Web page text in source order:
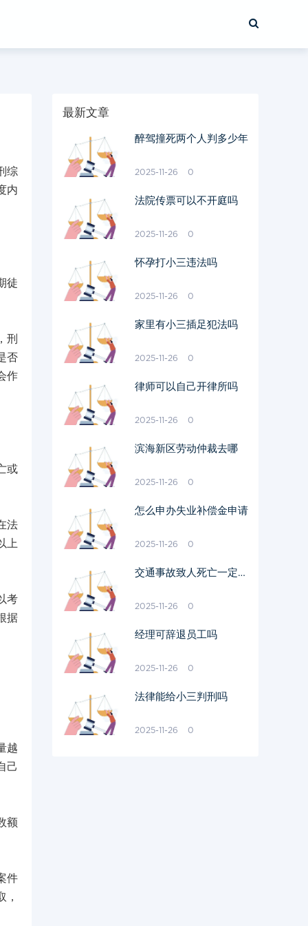
综
内
徒
刑
否
作
或
法
上
考
据
越
己
额
件
，
最新文章
醉驾撞死两个人判多少年
2025-11-26 0
法院传票可以不开庭吗
2025-11-26 0
怀孕打小三违法吗
2025-11-26 0
家里有小三插足犯法吗
2025-11-26 0
律师可以自己开律所吗
2025-11-26 0
滨海新区劳动仲裁去哪
2025-11-26 0
怎么申办失业补偿金申请
2025-11-26 0
交通事故致人死亡一定会
2025-11-26 0
经理可辞退员工吗
2025-11-26 0
法律能给小三判刑吗
2025-11-26 0